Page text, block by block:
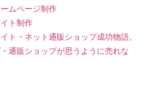
ムページ制作
ト制作
ト・ネット通販ショップ成功物語。
通販ショップが思うように売れな